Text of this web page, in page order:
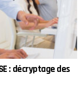
: décryptage des